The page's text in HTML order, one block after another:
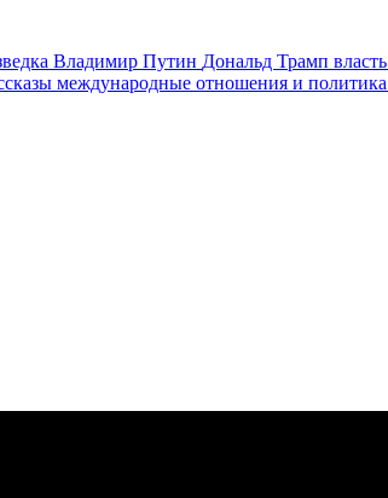
Владимир Путин Дональд Трамп власть
международные отношения и политика